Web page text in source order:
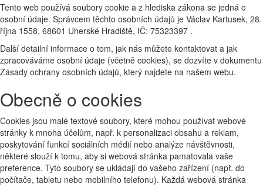
Tento web používá soubory cookie a z hlediska zákona se jedná o
osobní údaje. Správcem těchto osobních údajů je Václav Kartusek, 28.
října 1558, 68601 Uherské Hradiště, IČ: 75323397 .
Další detailní informace o tom, jak nás můžete kontaktovat a jak
zpracováváme osobní údaje (včetně cookies), se dozvíte v dokumentu
Zásady ochrany osobních údajů, který najdete na našem webu.
Obecně o cookies
Cookies jsou malé textové soubory, které mohou používat webové
stránky k mnoha účelům, např. k personalizaci obsahu a reklam,
poskytování funkcí sociálních médií nebo analýze návštěvnosti,
některé slouží k tomu, aby si webová stránka pamatovala vaše
preference. Tyto soubory se ukládají do vašeho zařízení (např. do
počítače, tabletu nebo mobilního telefonu). Každá webová stránka